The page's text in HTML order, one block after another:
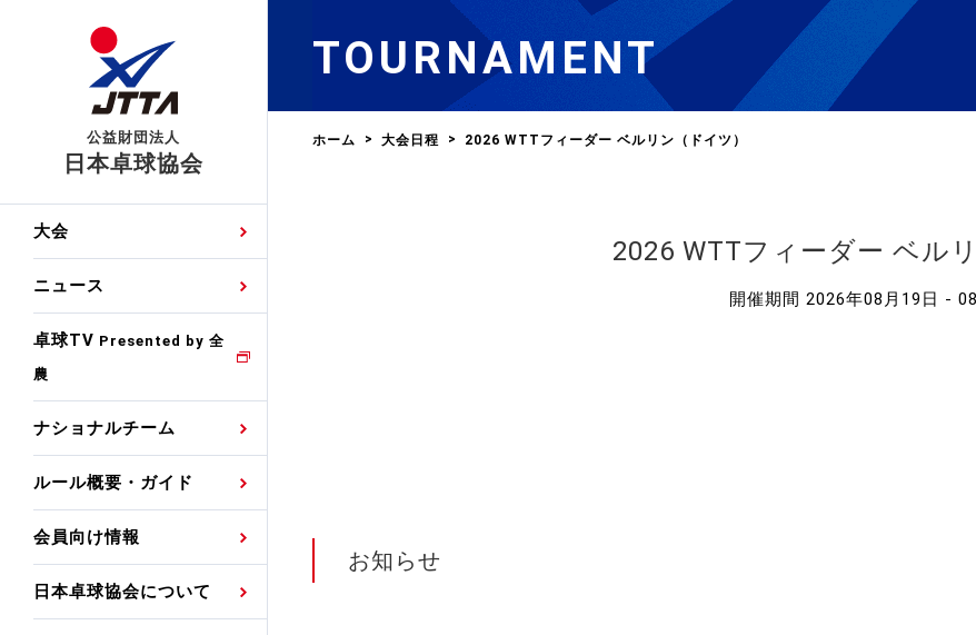
公益財団法人
日本卓球協会
大会
ニュース
競技者(パスウェイ)・審判
卓球TV Presented by 全
農
ナショナルチーム
強化スタッフ
ルール概要・ガイド
会員向け情報
公認品一覧
日本卓球協会について
規程・お見舞い制度
TOURNAMENT
ホーム 大会日程 2026 WTTフィーダー ベルリン（ドイツ）
2026 WTTフィーダー ベル
開催期間 2026年08月19日 -
お知らせ